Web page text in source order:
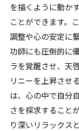
持病を
師にも
常的活用法
気功治療
イ能力天
しい視点
持病改善
も圧倒的
を描くように動か
ことができます。
調整や心の安定に
功師にも圧倒的に
ラを覚醒させ、天
リニーを上昇させ
は、心の中で自分
さを探求すること
り深いリラックス